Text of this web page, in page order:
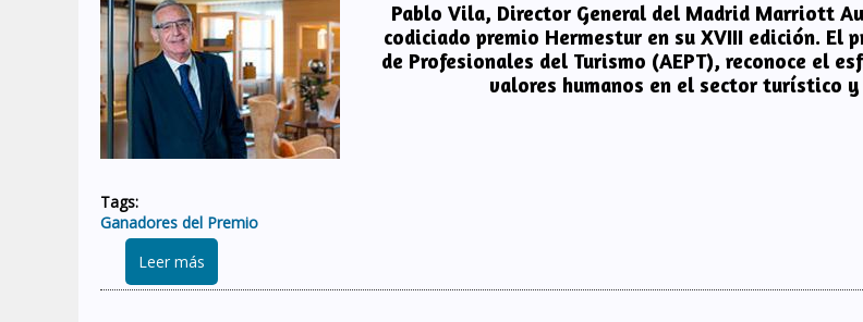
Pablo Vila, Director General del Madrid Marriott
codiciado premio Hermestur en su XVIII edición. El
de Profesionales del Turismo (AEPT), reconoce el
valores humanos en el sector turístico y
Tags:
Ganadores del Premio
Leer más